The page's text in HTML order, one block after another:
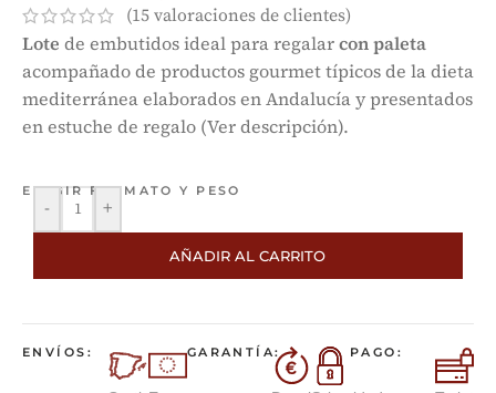
(15 valoraciones de clientes)
Lote de embutidos ideal para regalarcon paleta
acompañado de productos gourmet típicos de la dieta
mediterránea elaborados en Andalucía y presentados
en estuche de regalo (Ver descripción).
ELEGIR FORMATO Y PESO
- +
AÑADIR AL CARRITO
ENVÍOS: GARANTÍA: PAGO: